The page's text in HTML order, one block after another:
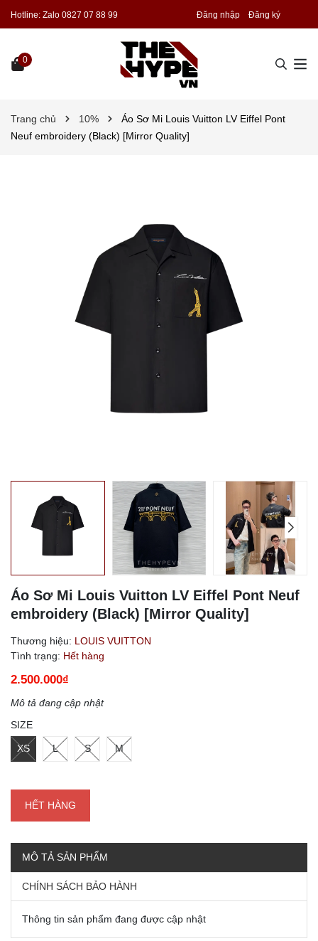
Hotline: Zalo 0827 07 88 99 Đăng nhập Đăng ký
0
Trang chủ 10%
Áo Sơ Mi Louis Vuitton LV Eiffel Pont
Neuf embroidery (Black) [Mirror Quality]
Áo Sơ Mi Louis Vuitton LV Eiffel Pont Neuf
embroidery (Black) [Mirror Quality]
Thương hiệu: LOUIS VUITTON
Tình trạng: Hết hàng
2.500.000₫
Mô tả đang cập nhật
SIZE
XS L S M
HẾT HÀNG
MÔ TẢ SẢN PHẨM
CHÍNH SÁCH BẢO HÀNH
Thông tin sản phẩm đang được cập nhật